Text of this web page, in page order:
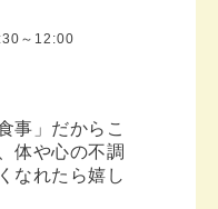
～12:00
事」だからこ
体や心の不調
なれたら嬉し